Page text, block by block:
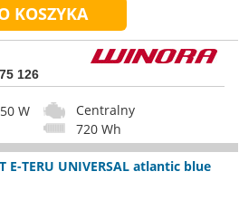
126
W
Centralny
720 Wh
E-TERU UNIVERSAL atlantic blue